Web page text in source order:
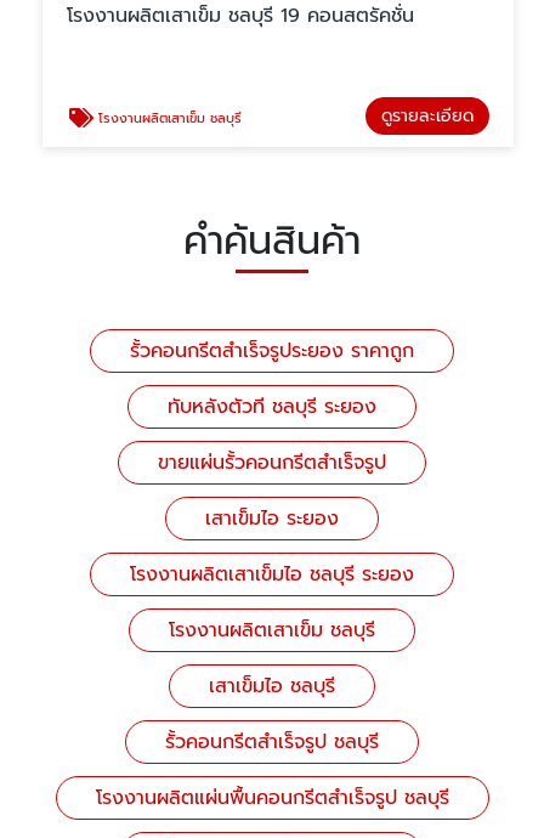
โรงงานผลิตเสาเข็ม ชลบุรี 19 คอนสตรัคชั่น
โรงงานผลิตเสาเข็ม ชลบุรี ดูรายละเอียด
คำค้นสินค้า
รั้วคอนกรีตสำเร็จรูประยอง ราคาถูก
ทับหลังตัวที ชลบุรี ระยอง
ขายแผ่นรั้วคอนกรีตสำเร็จรูป
เสาเข็มไอ ระยอง
โรงงานผลิตเสาเข็มไอ ชลบุรี ระยอง
โรงงานผลิตเสาเข็ม ชลบุรี
เสาเข็มไอ ชลบุรี
รั้วคอนกรีตสำเร็จรูป ชลบุรี
โรงงานผลิตแผ่นพื้นคอนกรีตสําเร็จรูป ชลบุรี